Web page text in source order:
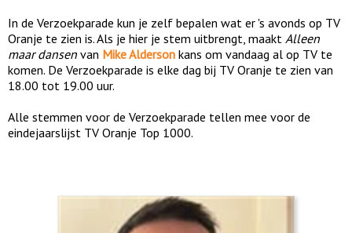
In de Verzoekparade kun je zelf bepalen wat er 's avonds op TV
Oranje te zien is. Als je hier je stem uitbrengt, maakt Alleen
maar dansen van Mike Alderson kans om vandaag al op TV te
komen. De Verzoekparade is elke dag bij TV Oranje te zien van
18.00 tot 19.00 uur.
Alle stemmen voor de Verzoekparade tellen mee voor de
eindejaarslijst TV Oranje Top 1000.